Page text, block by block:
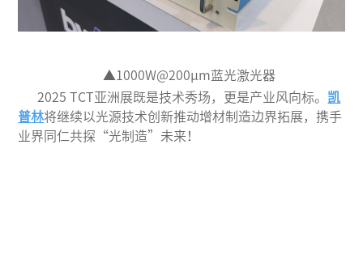
▲1000W@200μm蓝光激光器
2025 TCT亚洲展既是技术秀场，更是产业风向标。 凯
普林将继续以光源技术创新推动增材制造边界拓展，携手
业界同仁共探“光制造”未来！